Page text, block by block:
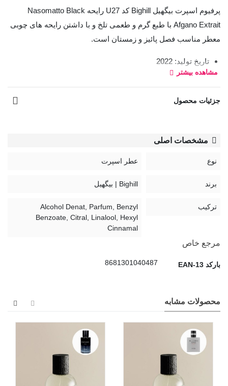
پرفیوم اسپرت بیگهیل Bighill کد U27 رایحه Nasomatto Black
Afgano Extrait با طبع گرم و طعمی تلخ و با داشتن رایحه های چوبی
معطر مناسب فصل پائیز و زمستان است.
تاریخ تولید: 2022
تاریخ انقضا: 2027
مشاهده بیشتر
جزئیات محصول
مشخصات اصلی
نوع عطر اسپرت
برند Bighill | بیگهیل
ترکیب
Alcohol Denat, Parfum, Benzyl
Benzoate, Citral, Linalool, Hexyl
Cinnamal
مرجع خاص
بارکد EAN-13 8681301040487
محصولات مشابه